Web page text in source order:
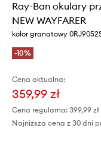
Ray-Ban okulary
NEW WAYFARER
kolor granatowy
-10%
Cena aktualna:
359,99 zł
Cena regularna: 399,99 zł
Najniższa cena z 30 dni